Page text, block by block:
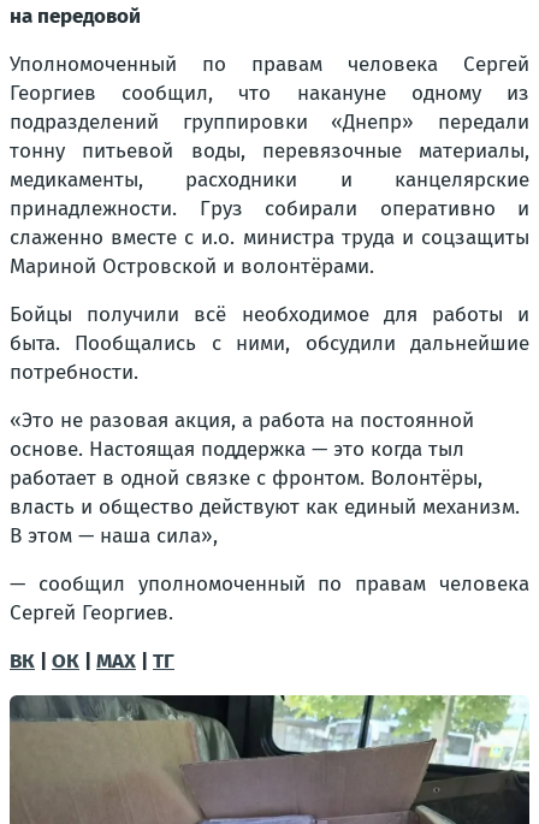
на передовой
Уполномоченный по правам человека Сергей
Георгиев сообщил, что накануне одному из
подразделений группировки «Днепр» передали
тонну питьевой воды, перевязочные материалы,
медикаменты, расходники и канцелярские
принадлежности. Груз собирали оперативно и
слаженно вместе с и.о. министра труда и соцзащиты
Мариной Островской и волонтёрами.
Бойцы получили всё необходимое для работы и
быта. Пообщались с ними, обсудили дальнейшие
потребности.
«Это не разовая акция, а работа на постоянной
основе. Настоящая поддержка — это когда тыл
работает в одной связке с фронтом. Волонтёры,
власть и общество действуют как единый механизм.
В этом — наша сила»,
— сообщил уполномоченный по правам человека
Сергей Георгиев.
ВК | ОК | МАХ | ТГ